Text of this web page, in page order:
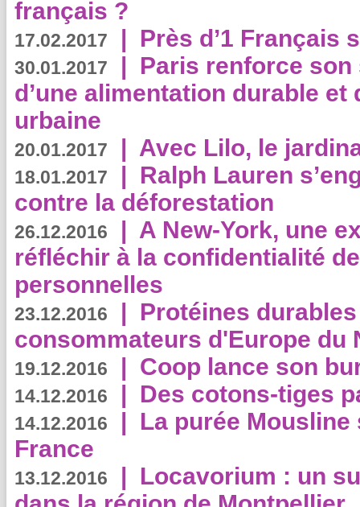
français ?
17.02.2017 | Près d’1 Français
30.01.2017 | Paris renforce
d’une alimentation durable et
urbaine
20.01.2017 | Avec Lilo, le
18.01.2017 | Ralph Lauren
contre la déforestation
26.12.2016 | A New-York, une
réfléchir à la confidentialité
personnelles
23.12.2016 | Protéines
consommateurs d'Europe du
19.12.2016 | Coop lance son
14.12.2016 | Des cotons-tiges
14.12.2016 | La purée
France
13.12.2016 | Locavorium : un